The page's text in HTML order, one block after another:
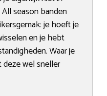
season banden
je hoeft je
en je hebt
Waar je
wel sneller